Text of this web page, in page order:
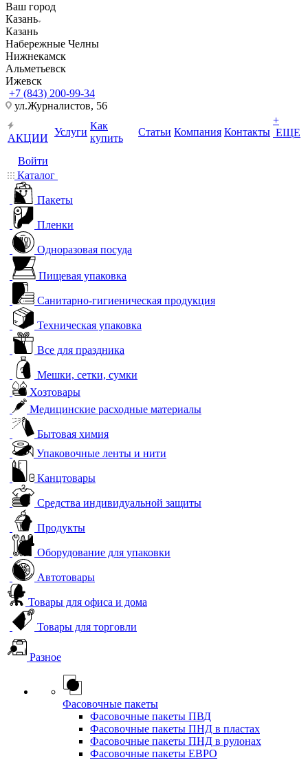
Ваш город
Казань
Казань
Набережные Челны
Нижнекамск
Альметьевск
Ижевск
+7 (843) 200-99-34
ул.Журналистов, 56
АКЦИИ
Услуги
Как
купить
Статьи Компания Контакты
+
ЕЩЕ
Войти
Каталог
Пакеты
Пленки
Одноразовая посуда
Пищевая упаковка
Санитарно-гигиеническая продукция
Техническая упаковка
Все для праздника
Мешки, сетки, сумки
Хозтовары
Медицинские расходные материалы
Бытовая химия
Упаковочные ленты и нити
Канцтовары
Средства индивидуальной защиты
Продукты
Оборудование для упаковки
Автотовары
Товары для офиса и дома
Товары для торговли
Разное
Фасовочные пакеты
Фасовочные пакеты ПВД
Фасовочные пакеты ПНД в пластах
Фасовочные пакеты ПНД в рулонах
Фасовочные пакеты ЕВРО